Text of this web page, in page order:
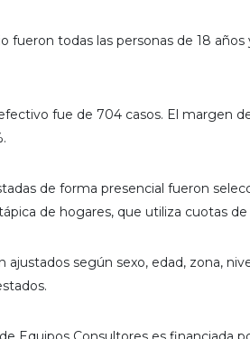
fueron todas las personas de 18
fue de 704 casos. El margen
de forma presencial fueron
de hogares, que utiliza cuotas
ajustados según sexo, edad, zona,